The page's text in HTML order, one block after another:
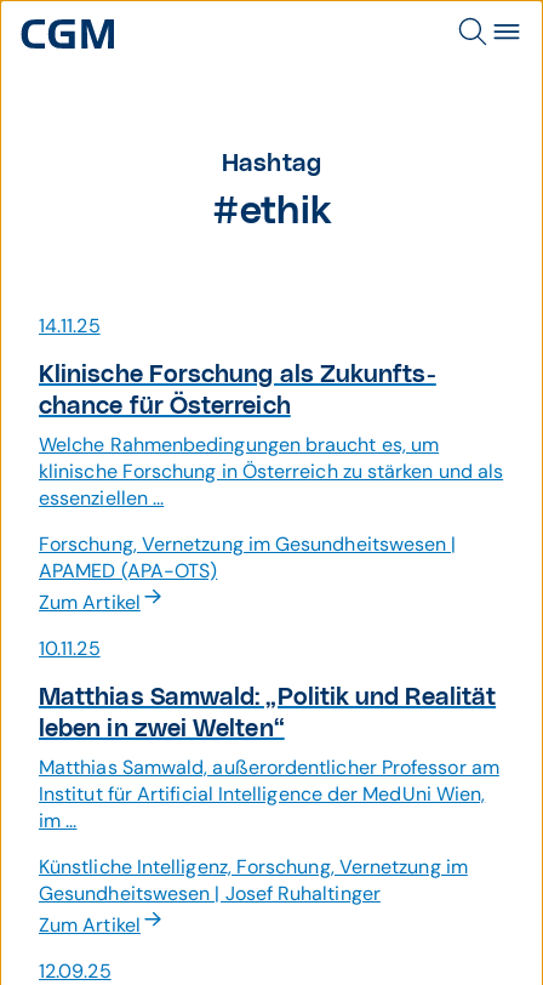
Hashtag
#ethik
14.11.25
Klinische Forschung als Zukunfts­
chance für Österreich
Welche Rahmenbedingungen braucht es, um
klinische Forschung in Österreich zu stärken und als
essenziellen ...
Forschung, Vernetzung im Gesundheitswesen |
APAMED (APA-OTS)
Zum Artikel
10.11.25
Matthias Samwald: „Politik und Realität
leben in zwei Welten“
Matthias Samwald, außerordentlicher Professor am
Institut für Artificial Intelligence der MedUni Wien,
im ...
Künstliche Intelligenz, Forschung, Vernetzung im
Gesundheitswesen | Josef Ruhaltinger
Zum Artikel
12.09.25